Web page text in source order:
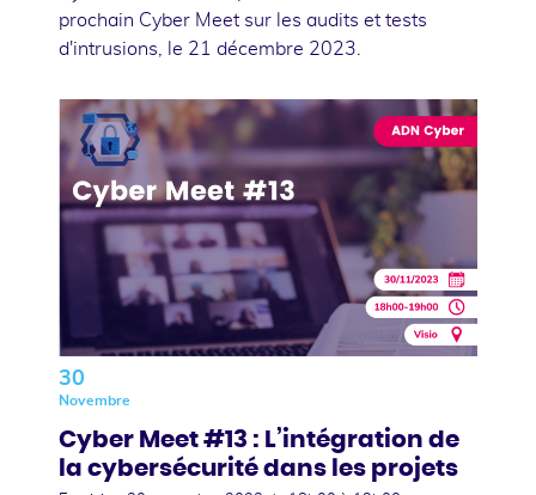
prochain Cyber Meet sur les audits et tests
d'intrusions, le 21 décembre 2023.
30
Novembre
Cyber Meet #13 : L’intégration de
la cybersécurité dans les projets